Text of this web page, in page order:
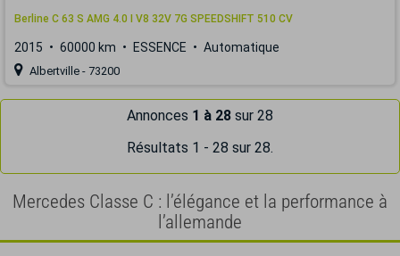
Berline C 63 S AMG 4.0 I V8 32V 7G SPEEDSHIFT 510 CV
2015 60000 km ESSENCE Automatique
Albertville - 73200
Annonces 1 à 28 sur 28
Résultats 1 - 28 sur 28.
Mercedes Classe C : l’élégance et la performance à
l’allemande